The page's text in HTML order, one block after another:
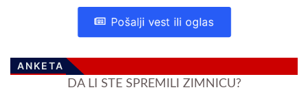
Pošalji vest ili oglas
ANKETA
DA LI STE SPREMILI ZIMNICU?